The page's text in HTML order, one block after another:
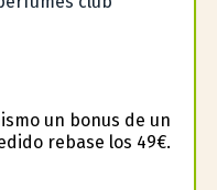
un bonus de un
rebase los 49€.